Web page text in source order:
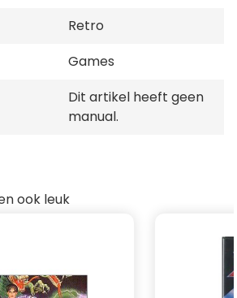
Retro
Games
Dit artikel heeft geen
manual.
ook leuk